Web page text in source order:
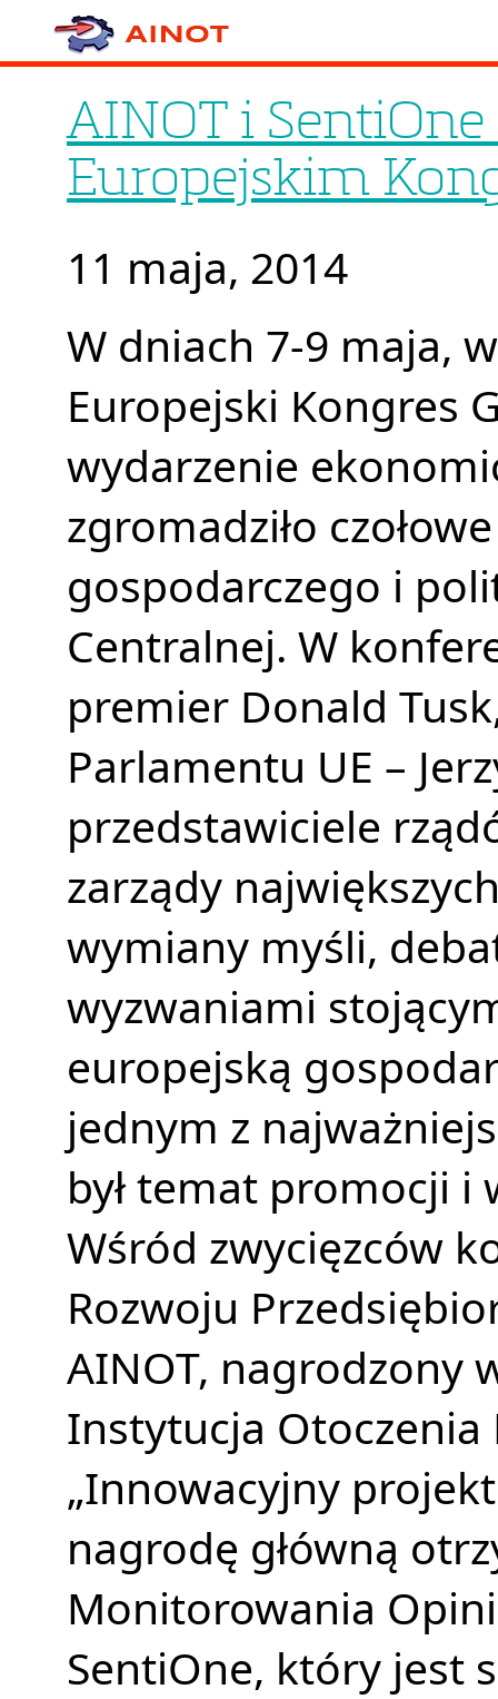
AINOT i
Europejskim
11 maja, 2014
W dniach 7-9 maja,
Europejski Kongres
wydarzenie
zgromadziło
gospodarczego i
Centralnej. W
premier Donald
Parlamentu UE –
przedstawiciele
zarządy
wymiany myśli,
wyzwaniami
europejską
jednym z
był temat promocji i
Wśród zwycięzców
Rozwoju
AINOT, nagrodzony
Instytucja Otoczenia
„Innowacyjny
nagrodę główną
Monitorowania
SentiOne, który jest